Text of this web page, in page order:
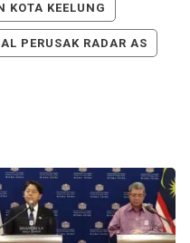
KOTA KEELUNG
PERUSAK RADAR AS